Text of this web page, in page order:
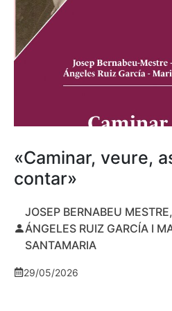
«Caminar, veure,
contar»
JOSEP BERNABEU
ÁNGELES RUIZ GARCÍA I
SANTAMARIA
29/05/2026